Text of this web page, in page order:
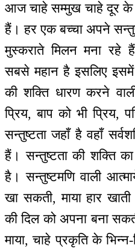
आज चाहे सम्मुख चाहे दूर के
हैं। हर एक बच्चा अपने
मुस्कराते मिलन मना रहे
सबसे महान है इसलिए इसमें
की शक्ति धारण करने
प्रिय, बाप को भी प्रिय,
सन्तुष्टता जहाँ है वहाँ
हैं। सन्तुष्टता की शक्ति
है। सन्तुष्टमणि वाली
खा सकती, माया हार
की दिल को अपना बना
माया, चाहे प्रकृति के